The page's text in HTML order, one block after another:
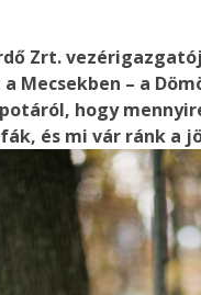
Zrt.
Mecsekben – a
hogy
és mi vár ránk a